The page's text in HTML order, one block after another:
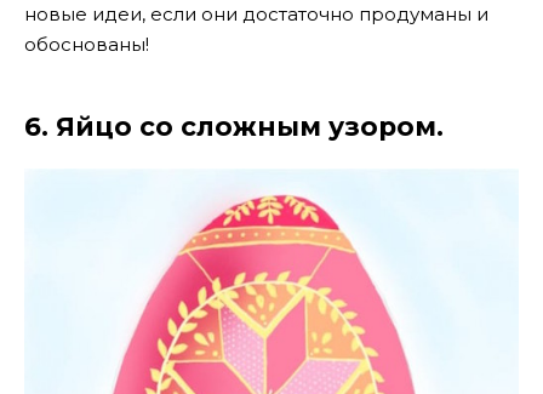
новые идеи, если они достаточно продуманы и
обоснованы!
6. Яйцо со сложным узором.